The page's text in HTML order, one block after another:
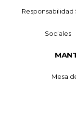
Responsabilidad
Sociales
Mesa